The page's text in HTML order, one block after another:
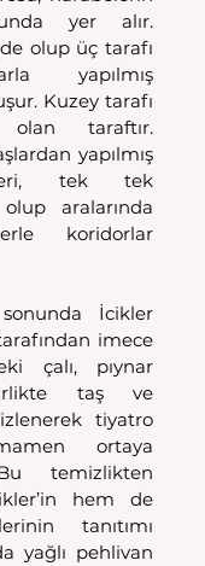
yer alır.
olup üç tarafı
yapılmış
Kuzey tarafı
taraftır.
yapılmış
tek tek
aralarında
koridorlar
sonunda İcikler
imece
çalı, pıynar
taş ve
tiyatro
ortaya
Bu temizlikten
hem de
tanıtımı
yağlı pehlivan